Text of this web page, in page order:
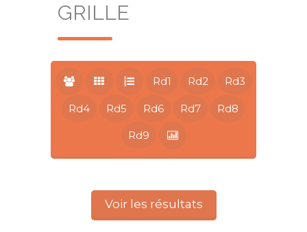
GRILLE
Rd1 Rd2 Rd3
Rd4 Rd5 Rd6 Rd7 Rd8
Rd9
Voir les résultats